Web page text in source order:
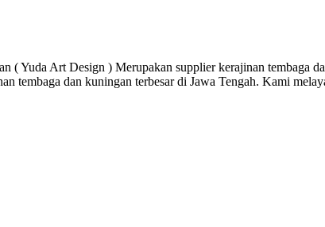
( Yuda Art Design ) Merupakan supplier kerajinan tembaga
tembaga dan kuningan terbesar di Jawa Tengah. Kami